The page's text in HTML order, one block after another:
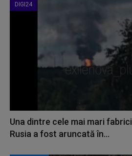
DIGI24
Una dintre cele mai mari
Rusia a fost aruncată în...